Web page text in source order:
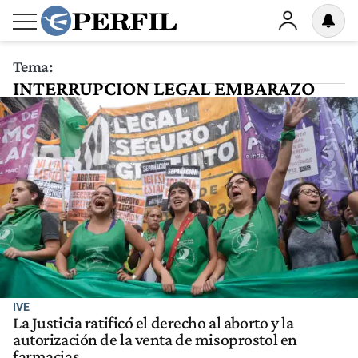
Tema:
INTERRUPCION LEGAL EMBARAZO
IVE
La Justicia ratificó el derecho al aborto y la
autorización de la venta de misoprostol en